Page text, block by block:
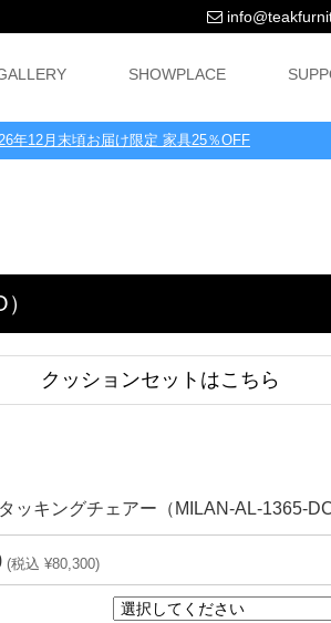
SHOWPLACE
年12月末頃お届け限定 家具25％OFF
クッションセットはこちら
ッキングチェアー（MILAN-AL-1365-
(税込 ¥80,300)